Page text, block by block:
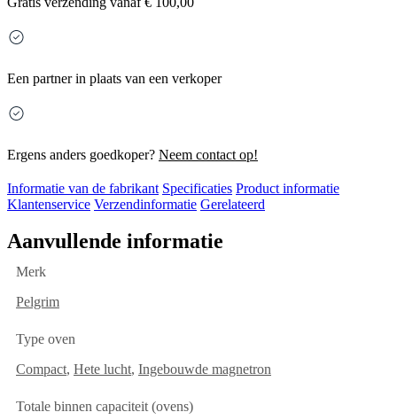
Een partner in plaats van een verkoper
Ergens anders goedkoper? Neem contact op!
Informatie van de fabrikant Specificaties Product informatie
Klantenservice Verzendinformatie Gerelateerd
Aanvullende informatie
Merk
Pelgrim
Type oven
Compact, Hete lucht, Ingebouwde magnetron
Totale binnen capaciteit (ovens)